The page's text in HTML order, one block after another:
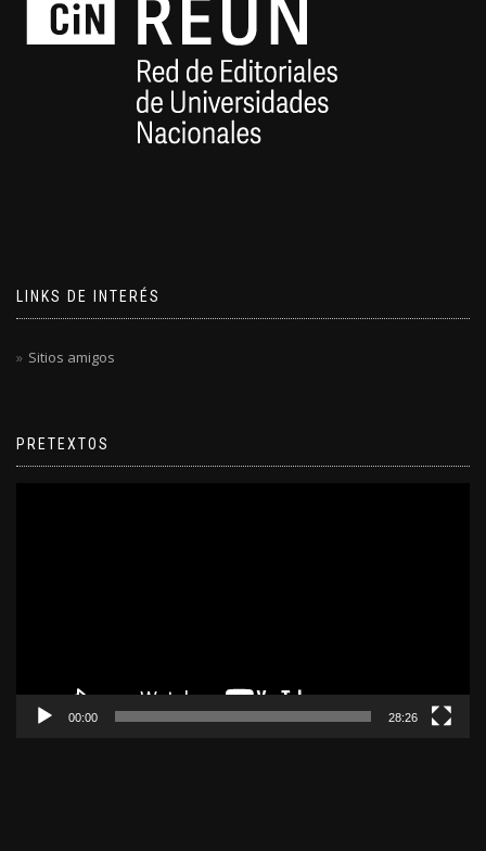
LINKS DE INTERÉS
Sitios amigos
PRETEXTOS
00:00 28:26